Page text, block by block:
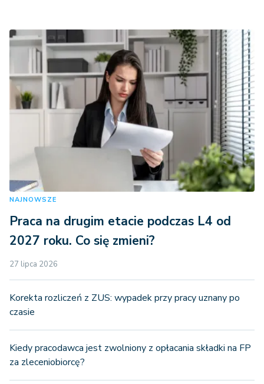
NAJNOWSZE
Praca na drugim etacie podczas L4 od
2027 roku. Co się zmieni?
27 lipca 2026
Korekta rozliczeń z ZUS: wypadek przy pracy uznany po
czasie
Kiedy pracodawca jest zwolniony z opłacania składki na FP
za zleceniobiorcę?